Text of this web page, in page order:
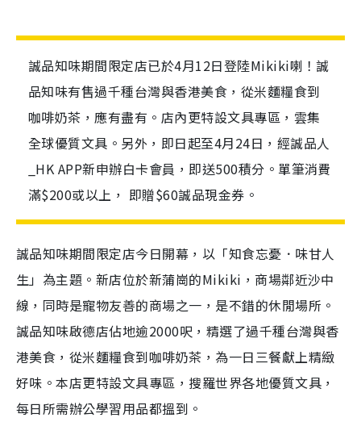
誠品知味期間限定店已於4月12日登陸Mikiki喇！誠
品知味有售過千種台灣與香港美食，從米麵糧食到
咖啡奶茶，應有盡有。店內更特設文具專區，雲集
全球優質文具。另外，即日起至4月24日，經誠品人
_HK APP新申辦白卡會員，即送500積分。單筆消費
滿$200或以上， 即贈$60誠品現金券。
誠品知味期間限定店今日開幕，以「知食忘憂．味甘人
生」為主題。新店位於新蒲崗的Mikiki，商場鄰近沙中
線，同時是寵物友善的商場之一，是不錯的休閒場所。
誠品知味啟德店佔地逾2000呎，精選了過千種台灣與香
港美食，從米麵糧食到咖啡奶茶，為一日三餐獻上精緻
好味。本店更特設文具專區，搜羅世界各地優質文具，
每日所需辦公學習用品都搵到。